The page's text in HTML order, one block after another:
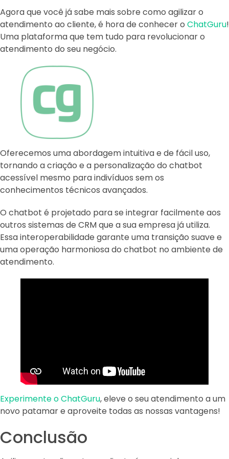
Agora que você já sabe mais sobre como agilizar o
atendimento ao cliente, é hora de conhecer o ChatGuru!
Uma plataforma que tem tudo para revolucionar o
atendimento do seu negócio.
Oferecemos uma abordagem intuitiva e de fácil uso,
tornando a criação e a personalização do chatbot
acessível mesmo para indivíduos sem os
conhecimentos técnicos avançados.
O chatbot é projetado para se integrar facilmente aos
outros sistemas de CRM que a sua empresa já utiliza.
Essa interoperabilidade garante uma transição suave e
uma operação harmoniosa do chatbot no ambiente de
atendimento.
Experimente o ChatGuru, eleve o seu atendimento a um
novo patamar e aproveite todas as nossas vantagens!
Conclusão